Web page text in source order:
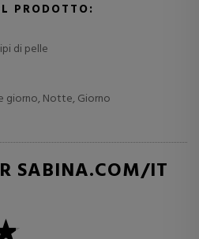
PRODOTTO:
di pelle
giorno, Notte, Giorno
SABINA.COM/IT